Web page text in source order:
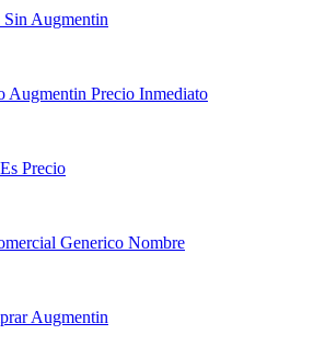
Sin Augmentin
Augmentin Precio Inmediato
Precio
Generico Nombre
Augmentin